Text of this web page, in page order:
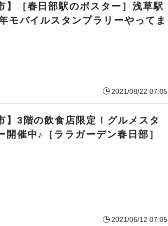
】［春日部駅のポスター］浅草駅
モバイルスタンプラリーやってま
2021/08/22 07:05
】3階の飲食店限定！グルメスタ
開催中♪［ララガーデン春日部］
2021/06/12 07:05